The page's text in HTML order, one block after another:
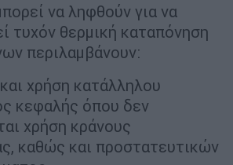
να ληφθούν για να
τυχόν θερμική καταπόνηση
περιλαμβάνουν:
χρήση κατάλληλου
κεφαλής όπου δεν
χρήση κράνους
καθώς και προστατευτικών